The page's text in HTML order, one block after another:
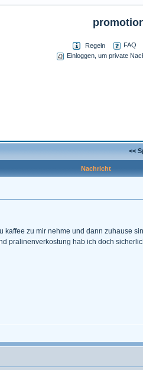
Regeln FAQ
Einloggen, um private
<<
Nachricht
zu mir nehme und dann zuhause
pralinenverkostung hab ich doch